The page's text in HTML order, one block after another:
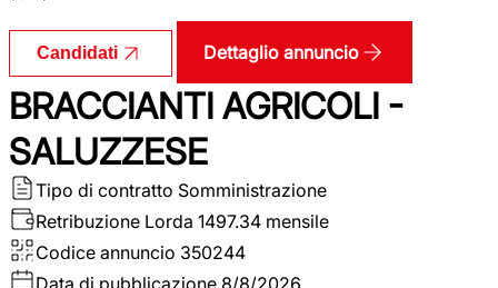
Candidati Dettaglio annuncio
BRACCIANTI AGRICOLI -
SALUZZESE
Tipo di contratto Somministrazione
Retribuzione Lorda 1497.34 mensile
Codice annuncio 350244
Data di pubblicazione 8/8/2026